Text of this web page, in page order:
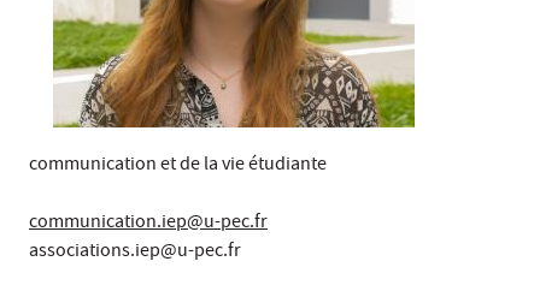
communication et de la vie étudiante
communication.iep@u-pec.fr
associations.iep@u-pec.fr